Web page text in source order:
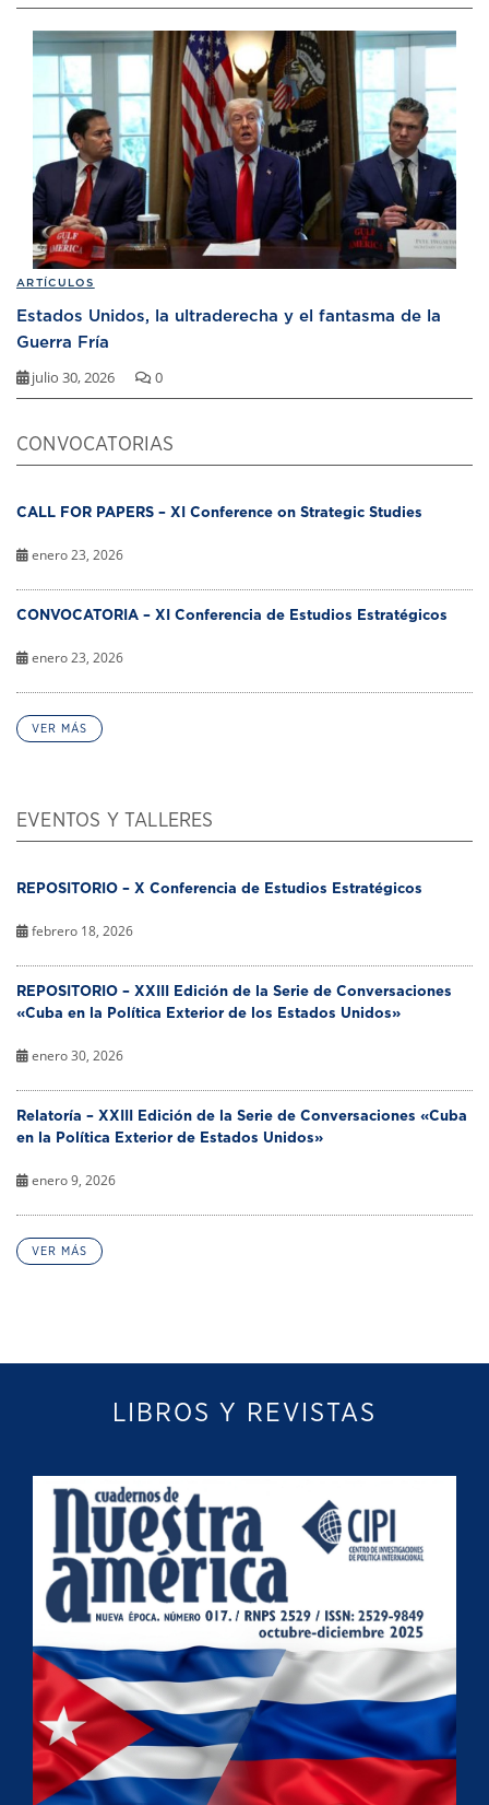
ARTÍCULOS
Estados Unidos, la ultraderecha y el fantasma de la
Guerra Fría
julio 30, 2026 0
CONVOCATORIAS
CALL FOR PAPERS – XI Conference on Strategic Studies
enero 23, 2026
CONVOCATORIA – XI Conferencia de Estudios Estratégicos
enero 23, 2026
VER MÁS
EVENTOS Y TALLERES
REPOSITORIO – X Conferencia de Estudios Estratégicos
febrero 18, 2026
REPOSITORIO – XXIII Edición de la Serie de Conversaciones
«Cuba en la Política Exterior de los Estados Unidos»
enero 30, 2026
Relatoría – XXIII Edición de la Serie de Conversaciones «Cuba
en la Política Exterior de Estados Unidos»
enero 9, 2026
VER MÁS
LIBROS Y REVISTAS